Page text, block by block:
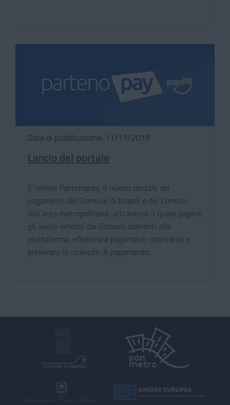
Data di pubblicazione: 11/11/2019
Lancio del portale
E' online Partenopay, il nuovo portale dei
pagamenti del Comune di Napoli e dei Comuni
dell'area metropolitana, attraverso il quale pagare
gli avvisi emessi dai Comuni aderenti alla
piattaforma, effettuare pagamenti spontanei e
prelevare le ricevute di pagamento.